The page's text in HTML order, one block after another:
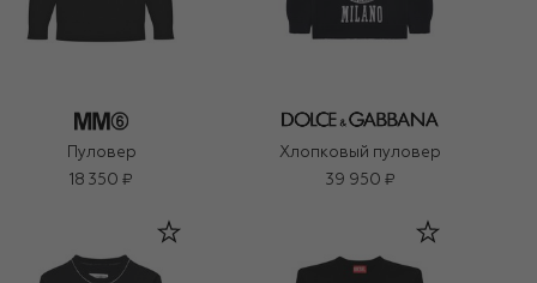
Пуловер
18 350 ₽
Хлопковый пуловер
39 950 ₽